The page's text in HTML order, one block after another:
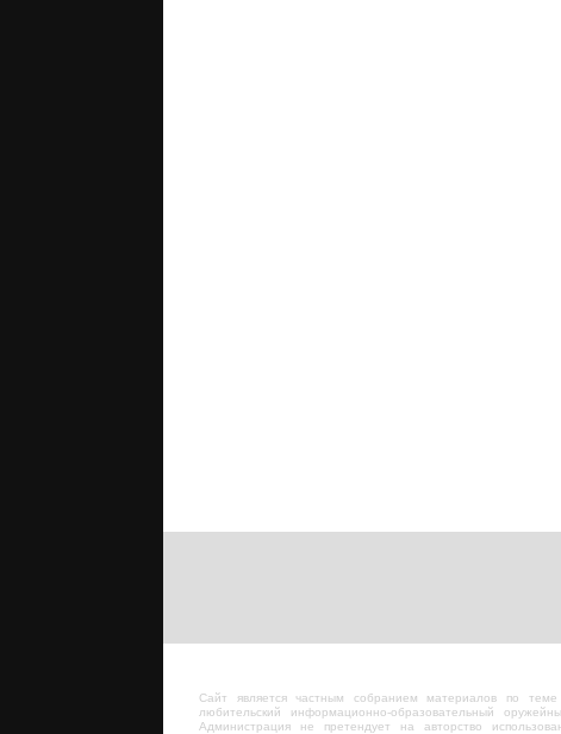
Сайт является частным собранием материалов по
любительский информационно-образовательный
Администрация не претендует на авторство